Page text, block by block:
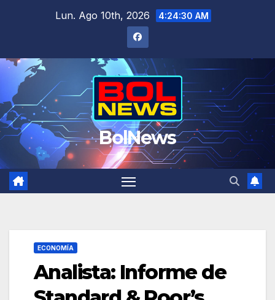
Lun. Ago 10th, 2026 4:24:31 AM
BolNews
ECONOMÍA
Analista: Informe de